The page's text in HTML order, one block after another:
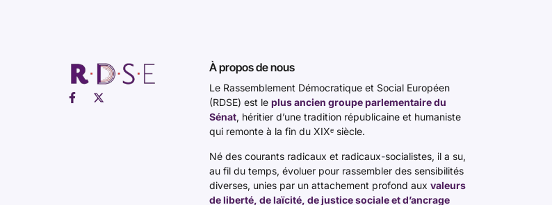
À propos de nous
Le Rassemblement Démocratique et Social Européen
(RDSE) est leplus ancien groupe parlementaire du
Sénat, héritier d’une tradition républicaine et humaniste
qui remonte à la fin du XIXᵉ siècle.
Né des courants radicaux et radicaux-socialistes, il a su,
au fil du temps, évoluer pour rassembler des sensibilités
diverses, unies par un attachement profond auxvaleurs
de liberté, de laïcité, de justice sociale et d’ancrage